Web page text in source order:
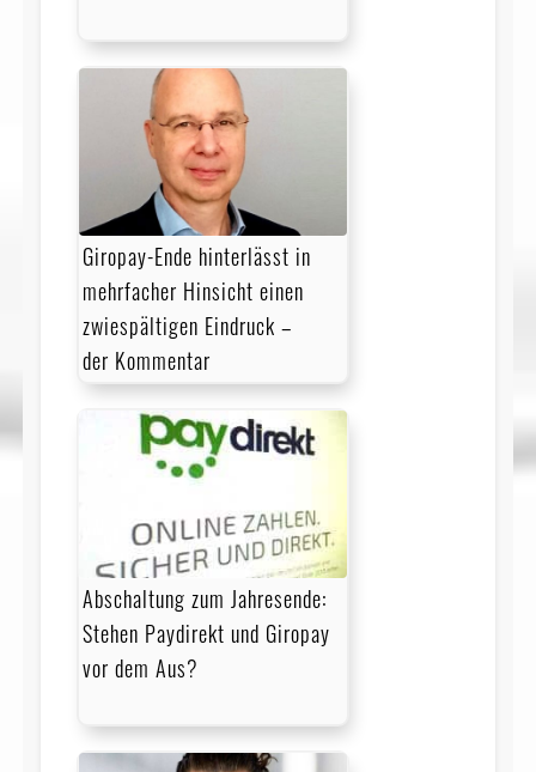
Giropay-Ende hinterlässt in
mehrfacher Hinsicht einen
zwiespältigen Eindruck –
der Kommentar
Abschaltung zum Jahresende:
Stehen Paydirekt und Giropay
vor dem Aus?